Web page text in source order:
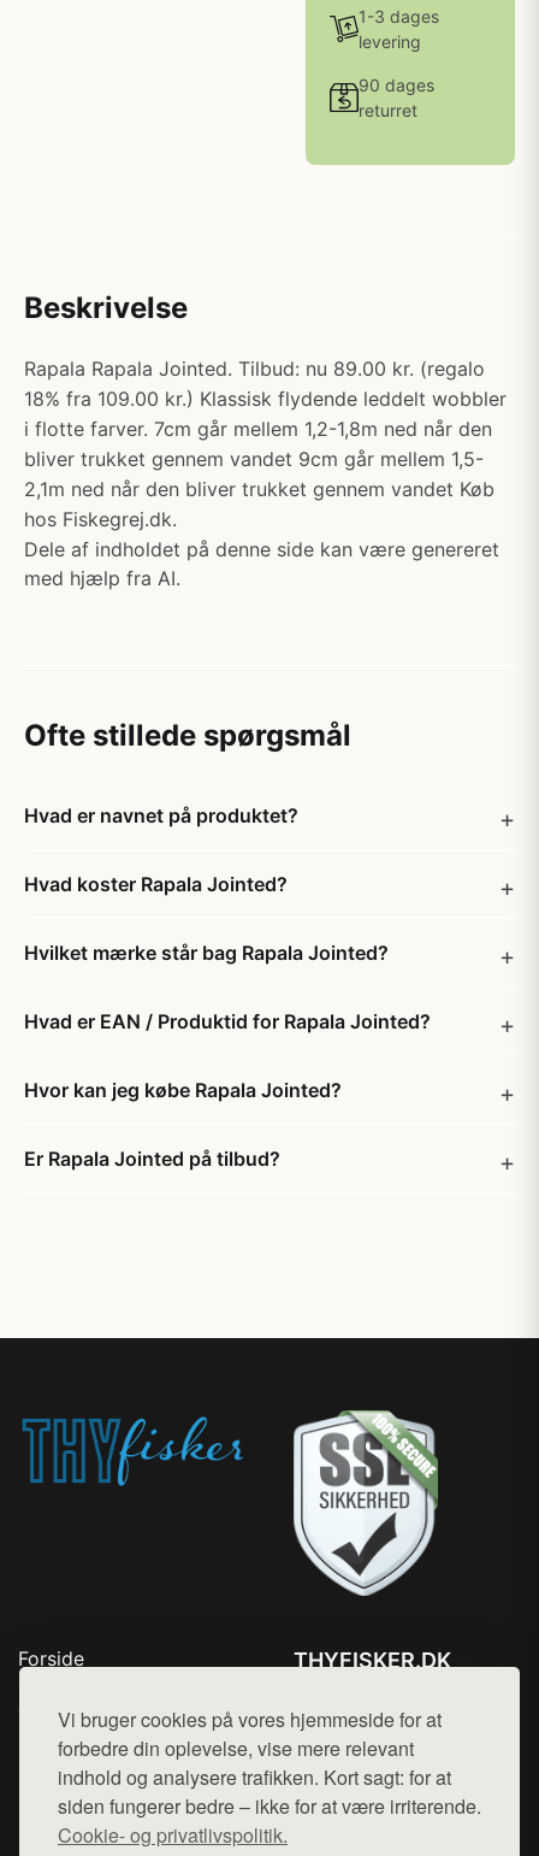
Vi bruger cookies på vores hjemmeside for at
forbedre din oplevelse, vise mere relevant
indhold og analysere trafikken. Kort sagt: for at
siden fungerer bedre – ikke for at være irriterende.
Cookie- og privatlivspolitik.
1-3 dages
levering
90 dages
returret
Beskrivelse
Rapala Rapala Jointed. Tilbud: nu 89.00 kr. (regalo
18% fra 109.00 kr.) Klassisk flydende leddelt wobbler
i flotte farver. 7cm går mellem 1,2-1,8m ned når den
bliver trukket gennem vandet 9cm går mellem 1,5-
2,1m ned når den bliver trukket gennem vandet Køb
hos Fiskegrej.dk.
Dele af indholdet på denne side kan være genereret
med hjælp fra AI.
Ofte stillede spørgsmål
Hvad er navnet på produktet?
Hvad koster Rapala Jointed?
Hvilket mærke står bag Rapala Jointed?
Hvad er EAN / Produktid for Rapala Jointed?
Hvor kan jeg købe Rapala Jointed?
Er Rapala Jointed på tilbud?
Forside
Top Rabatter
Kontakt
THYFISKER.DK
Mail: hej@want.dk
Cookie- og privatlivspolitik